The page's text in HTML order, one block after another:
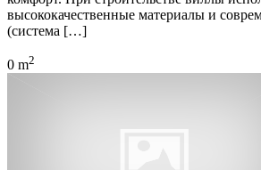
высококачественные материалы и
(система […]
0 m2